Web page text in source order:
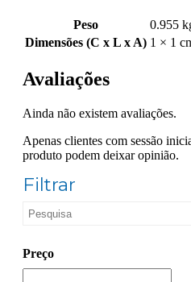
Peso
0.955
Dimensões (C x L x A) 1 × 1
Avaliações
Ainda não existem avaliações.
Apenas clientes com sessão
produto podem deixar opinião.
Filtrar
Preço